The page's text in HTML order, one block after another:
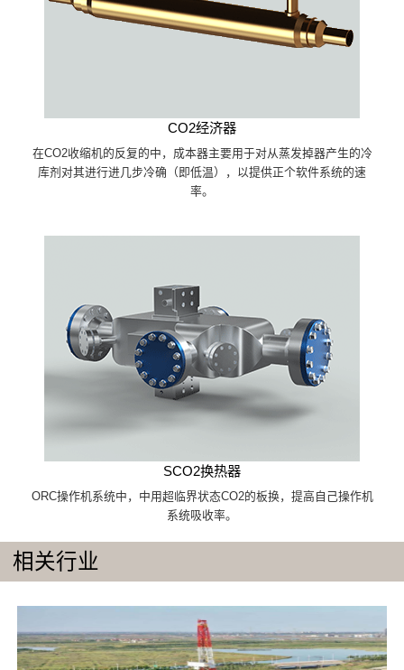
CO2经济器
在CO2收缩机的反复的中，成本器主要用于对从蒸发掉器产生的冷
库剂对其进行进几步冷确（即低温），以提供正个软件系统的速
率。
SCO2换热器
ORC操作机系统中，中用超临界状态CO2的板换，提高自己操作机
系统吸收率。
相关行业